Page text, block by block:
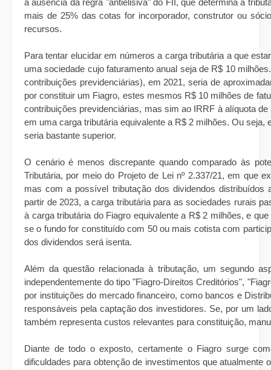
a ausência da regra "antielisiva" do FII, que determina a
mais de 25% das cotas for incorporador, construtor ou
recursos.
Para tentar elucidar em números a carga tributária a que
uma sociedade cujo faturamento anual seja de R$ 10
contribuições previdenciárias), em 2021, seria de
por constituir um Fiagro, estes mesmos R$ 10 milhões de
contribuições previdenciárias, mas sim ao IRRF à alíquota
em uma carga tributária equivalente a R$ 2 milhões. Ou
seria bastante superior.
O cenário é menos discrepante quando comparado às
Tributária, por meio do Projeto de Lei nº 2.337/21, em que
mas com a possível tributação dos dividendos
partir de 2023, a carga tributária para as sociedades rurais
à carga tributária do Fiagro equivalente a R$ 2 milhões, e
se o fundo for constituído com 50 ou mais cotista com
dos dividendos será isenta.
Além da questão relacionada à tributação, um segundo
independentemente do tipo "Fiagro-Direitos Creditórios",
por instituições do mercado financeiro, como bancos e
responsáveis pela captação dos investidores. Se, por um
também representa custos relevantes para constituição,
Diante de todo o exposto, certamente o Fiagro surge
dificuldades para obtenção de investimentos que